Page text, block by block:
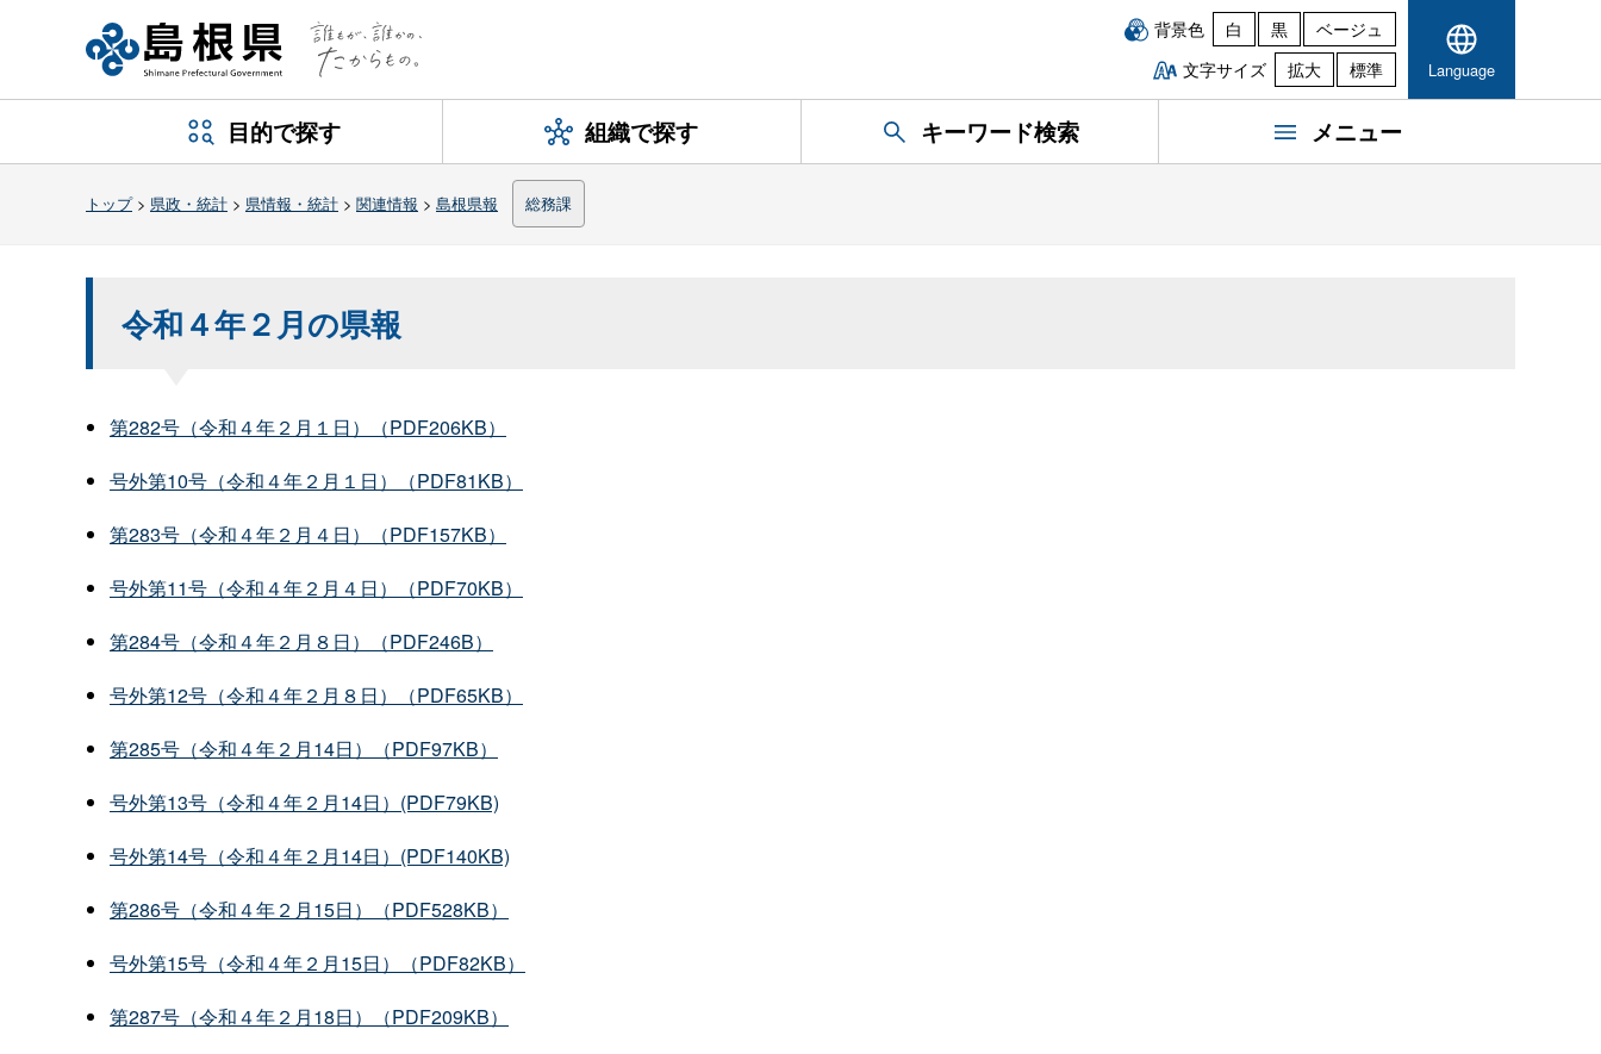
背景色 白 黒
ベージュ
文字サイズ
拡大 標準 Language
目的で探す 組織で探す キーワード検索 メニュー
トップ> 県政・統計 > 県情報・統計 > 関連情報 > 島根県報 総務課
令和４年２月の県報
第282号（令和４年２月１日）（PDF206KB）
号外第10号（令和４年２月１日）（PDF81KB）
第283号（令和４年２月４日）（PDF157KB）
号外第11号（令和４年２月４日）（PDF70KB）
第284号（令和４年２月８日）（PDF246B）
号外第12号（令和４年２月８日）（PDF65KB）
第285号（令和４年２月14日）（PDF97KB）
号外第13号（令和４年２月14日）(PDF79KB)
号外第14号（令和４年２月14日）(PDF140KB)
第286号（令和４年２月15日）（PDF528KB）
号外第15号（令和４年２月15日）（PDF82KB）
第287号（令和４年２月18日）（PDF209KB）